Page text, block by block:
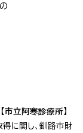
立阿寒診療所】
に関し、釧路市財